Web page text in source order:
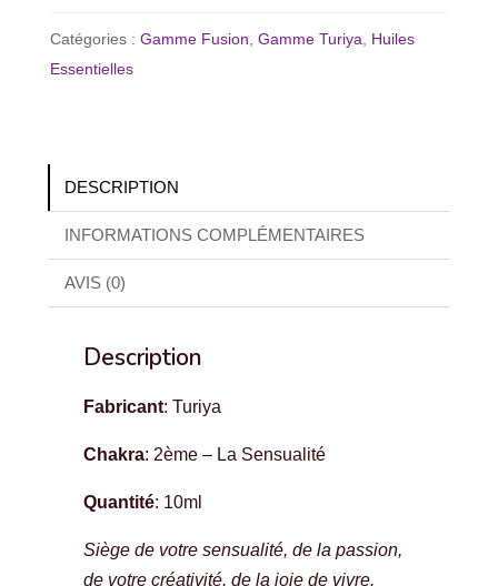
Catégories : Gamme Fusion, Gamme Turiya, Huiles
Essentielles
DESCRIPTION
INFORMATIONS COMPLÉMENTAIRES
AVIS (0)
Description
Fabricant: Turiya
Chakra: 2ème – La Sensualité
Quantité: 10ml
Siège de votre sensualité, de la passion,
de votre créativité, de la joie de vivre.